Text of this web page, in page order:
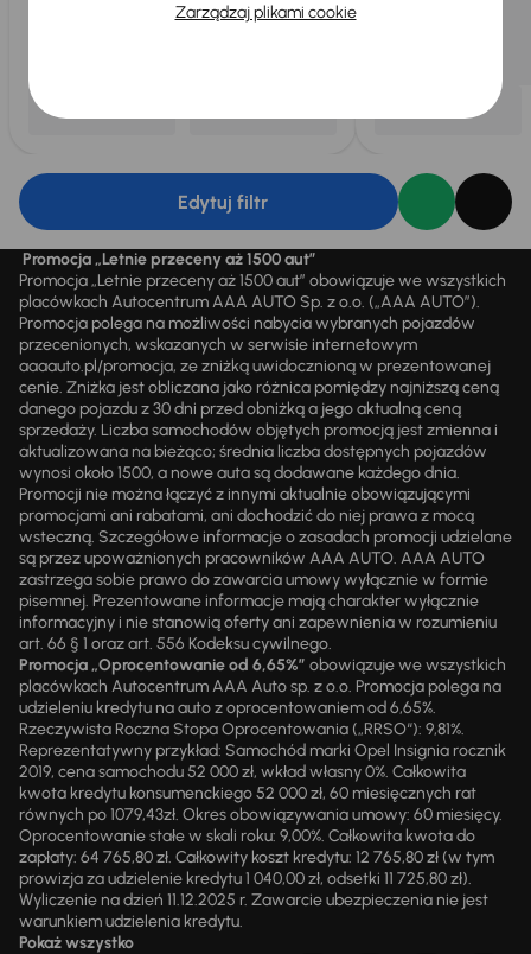
Edytuj filtr
Promocja „Letnie przeceny aż 1500 aut”
Promocja „Letnie przeceny aż 1500 aut” obowiązuje we wszystkich
placówkach Autocentrum AAA AUTO Sp. z o.o. („AAA AUTO”).
Promocja polega na możliwości nabycia wybranych pojazdów
przecenionych, wskazanych w serwisie internetowym
aaaauto.pl/promocja, ze zniżką uwidocznioną w prezentowanej
cenie. Zniżka jest obliczana jako różnica pomiędzy najniższą ceną
danego pojazdu z 30 dni przed obniżką a jego aktualną ceną
sprzedaży. Liczba samochodów objętych promocją jest zmienna i
aktualizowana na bieżąco; średnia liczba dostępnych pojazdów
wynosi około 1500, a nowe auta są dodawane każdego dnia.
Promocji nie można łączyć z innymi aktualnie obowiązującymi
promocjami ani rabatami, ani dochodzić do niej prawa z mocą
wsteczną. Szczegółowe informacje o zasadach promocji udzielane
są przez upoważnionych pracowników AAA AUTO. AAA AUTO
zastrzega sobie prawo do zawarcia umowy wyłącznie w formie
pisemnej. Prezentowane informacje mają charakter wyłącznie
informacyjny i nie stanowią oferty ani zapewnienia w rozumieniu
art. 66 § 1 oraz art. 556 Kodeksu cywilnego.
Promocja „Oprocentowanie od 6,65%” obowiązuje we wszystkich
placówkach Autocentrum AAA Auto sp. z o.o. Promocja polega na
udzieleniu kredytu na auto z oprocentowaniem od 6,65%.
Rzeczywista Roczna Stopa Oprocentowania („RRSO“): 9,81%.
Reprezentatywny przykład: Samochód marki Opel Insignia rocznik
2019, cena samochodu 52 000 zł, wkład własny 0%. Całkowita
kwota kredytu konsumenckiego 52 000 zł, 60 miesięcznych rat
równych po 1079,43zł. Okres obowiązywania umowy: 60 miesięcy.
Oprocentowanie stałe w skali roku: 9,00%. Całkowita kwota do
zapłaty: 64 765,80 zł. Całkowity koszt kredytu: 12 765,80 zł (w tym
prowizja za udzielenie kredytu 1 040,00 zł, odsetki 11 725,80 zł).
Wyliczenie na dzień 11.12.2025 r. Zawarcie ubezpieczenia nie jest
warunkiem udzielenia kredytu.
Pokaż wszystko
Zarządzaj plikami cookie